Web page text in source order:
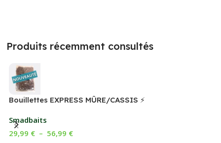
Produits récemment consultés
Bouillettes EXPRESS MÛRE/CASSIS ⚡
Smadbaits
29,99 € – 56,99 €